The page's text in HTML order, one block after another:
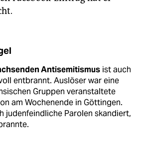
Antisemitismus ist auch
entbrannt. Auslöser war eine
Gruppen veranstaltete
am Wochenende in Göttingen.
judenfeindliche Parolen skandiert,